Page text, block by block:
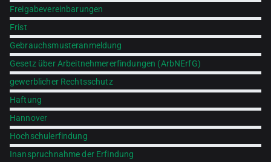
Freigabevereinbarungen
Frist
Gebrauchsmusteranmeldung
Gesetz über Arbeitnehmererfindungen (ArbNErfG)
gewerblicher Rechtsschutz
Haftung
Hannover
Hochschulerfindung
Inanspruchnahme der Erfindung